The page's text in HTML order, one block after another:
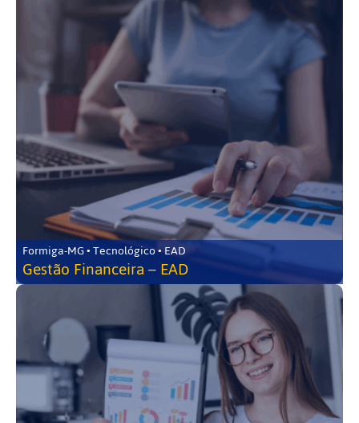
Formiga-MG • Tecnológico • EAD
Gestão Financeira – EAD